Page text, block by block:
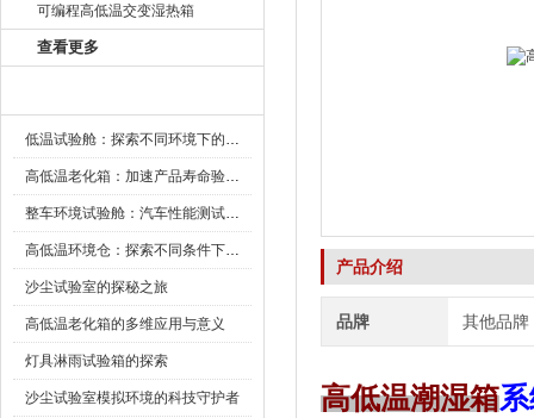
可编程高低温交变湿热箱
查看更多
低温试验舱：探索不同环境下的科技边界
高低温老化箱：加速产品寿命验证的可靠伙伴
整车环境试验舱：汽车性能测试的设备
高低温环境仓：探索不同条件下的科学奥秘
沙尘试验室的探秘之旅
高低温老化箱的多维应用与意义
灯具淋雨试验箱的探索
沙尘试验室模拟环境的科技守护者
产品介绍
品牌 其他品牌
高低温潮湿箱